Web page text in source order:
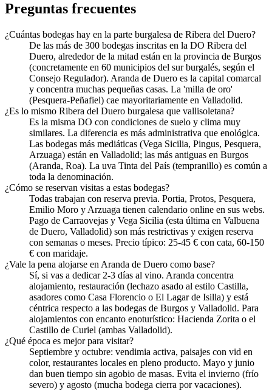
Preguntas frecuentes
¿Cuántas bodegas hay en la parte burgalesa de Ribera del Duero?
De las más de 300 bodegas inscritas en la DO Ribera del
Duero, alrededor de la mitad están en la provincia de Burgos
(concretamente en 60 municipios del sur burgalés, según el
Consejo Regulador). Aranda de Duero es la capital comarcal
y concentra muchas pequeñas casas. La 'milla de oro'
(Pesquera-Peñafiel) cae mayoritariamente en Valladolid.
¿Es lo mismo Ribera del Duero burgalesa que vallisoletana?
Es la misma DO con condiciones de suelo y clima muy
similares. La diferencia es más administrativa que enológica.
Las bodegas más mediáticas (Vega Sicilia, Pingus, Pesquera,
Arzuaga) están en Valladolid; las más antiguas en Burgos
(Aranda, Roa). La uva Tinta del País (tempranillo) es común a
toda la denominación.
¿Cómo se reservan visitas a estas bodegas?
Todas trabajan con reserva previa. Portia, Protos, Pesquera,
Emilio Moro y Arzuaga tienen calendario online en sus webs.
Pago de Carraovejas y Vega Sicilia (esta última en Valbuena
de Duero, Valladolid) son más restrictivas y exigen reserva
con semanas o meses. Precio típico: 25-45 € con cata, 60-150
€ con maridaje.
¿Vale la pena alojarse en Aranda de Duero como base?
Sí, si vas a dedicar 2-3 días al vino. Aranda concentra
alojamiento, restauración (lechazo asado al estilo Castilla,
asadores como Casa Florencio o El Lagar de Isilla) y está
céntrica respecto a las bodegas de Burgos y Valladolid. Para
alojamientos con encanto enoturístico: Hacienda Zorita o el
Castillo de Curiel (ambas Valladolid).
¿Qué época es mejor para visitar?
Septiembre y octubre: vendimia activa, paisajes con vid en
color, restaurantes locales en pleno producto. Mayo y junio
dan buen tiempo sin agobio de masas. Evita el invierno (frío
severo) y agosto (mucha bodega cierra por vacaciones).